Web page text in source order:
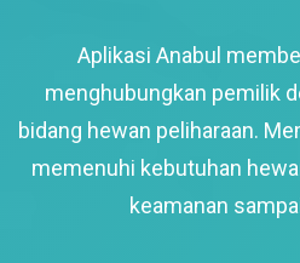
Aplikasi Anabul
menghubungkan pemilik
bidang hewan peliharaan.
memenuhi kebutuhan
keamanan